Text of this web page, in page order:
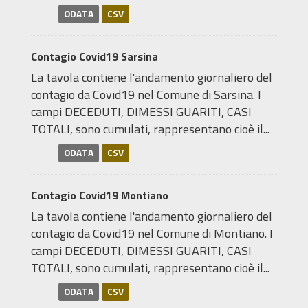
ODATA CSV
Contagio Covid19 Sarsina
La tavola contiene l'andamento giornaliero del
contagio da Covid19 nel Comune di Sarsina. I
campi DECEDUTI, DIMESSI GUARITI, CASI
TOTALI, sono cumulati, rappresentano cioè il...
ODATA CSV
Contagio Covid19 Montiano
La tavola contiene l'andamento giornaliero del
contagio da Covid19 nel Comune di Montiano. I
campi DECEDUTI, DIMESSI GUARITI, CASI
TOTALI, sono cumulati, rappresentano cioè il...
ODATA CSV